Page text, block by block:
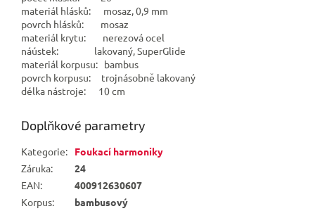
materiál hlásků: mosaz, 0,9 mm
povrch hlásků: mosaz
materiál krytu: nerezová ocel
náústek: lakovaný, SuperGlide
materiál korpusu: bambus
povrch korpusu: trojnásobně lakovaný
délka nástroje: 10 cm
Doplňkové parametry
Kategorie:
Foukací harmoniky
Záruka:
24
EAN:
400912630607
Korpus:
bambusový